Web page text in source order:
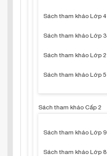
Sách tham khảo Lớp 4
Sách tham khảo Lớp 3
Sách tham khảo Lớp 2
Sách tham khảo Lớp 5
Sách tham khảo Cấp 2
Sách tham khảo Lớp 9
Sách tham khảo Lớp 8